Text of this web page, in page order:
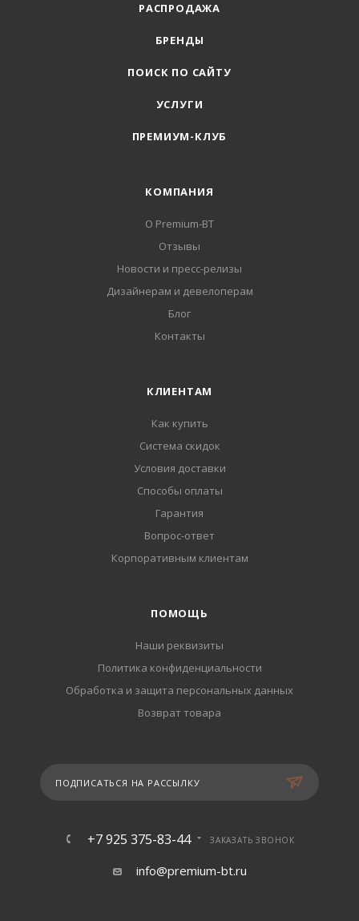
РАСПРОДАЖА
БРЕНДЫ
ПОИСК ПО САЙТУ
УСЛУГИ
ПРЕМИУМ-КЛУБ
КОМПАНИЯ
О Premium-BT
Отзывы
Новости и пресс-релизы
Дизайнерам и девелоперам
Блог
Контакты
КЛИЕНТАМ
Как купить
Система скидок
Условия доставки
Способы оплаты
Гарантия
Вопрос-ответ
Корпоративным клиентам
ПОМОЩЬ
Наши реквизиты
Политика конфиденциальности
Обработка и защита персональных данных
Возврат товара
ПОДПИСАТЬСЯ НА РАССЫЛКУ
+7 925 375-83-44 ЗАКАЗАТЬ ЗВОНОК
info@premium-bt.ru